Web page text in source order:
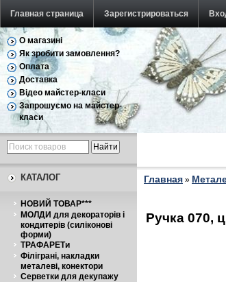
Главная страница Зарегистрироваться
О магазині
Як зробити замовлення?
Оплата
Доставка
Відео майстер-класи
Запрошуємо на майстер-
класи
КАТАЛОГ
НОВИЙ ТОВАР***
МОЛДИ для декораторів і
кондитерів (силіконові
форми)
ТРАФАРЕТи
Філіграні, накладки
металеві, конектори
Серветки для декупажу
Главная »
Ручка 070,